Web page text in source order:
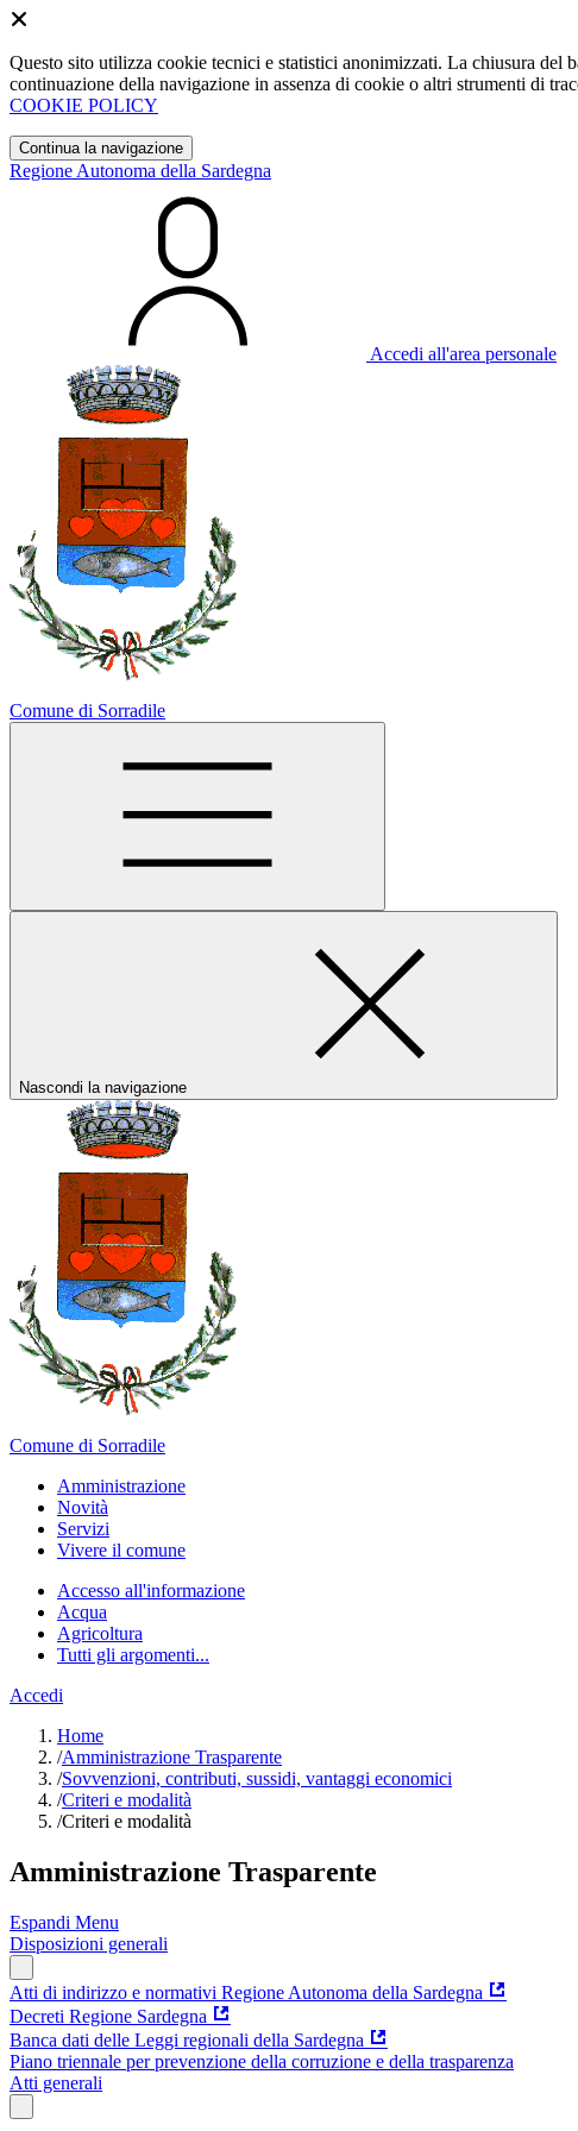
Questo sito utilizza cookie tecnici e statistici anonimizzati. La chiusura
continuazione della navigazione in assenza di cookie o altri strumenti di
COOKIE POLICY
Continua la navigazione
Regione Autonoma della Sardegna
Accedi all'area personale
Comune di Sorradile
Nascondi la navigazione
Comune di Sorradile
Amministrazione
Novità
Servizi
Vivere il comune
Accesso all'informazione
Acqua
Agricoltura
Tutti gli argomenti...
Accedi
Home
/Amministrazione Trasparente
/Sovvenzioni, contributi, sussidi, vantaggi economici
/Criteri e modalità
/Criteri e modalità
Amministrazione Trasparente
Espandi Menu
Disposizioni generali
Atti di indirizzo e normativi Regione Autonoma della Sardegna
Decreti Regione Sardegna
Banca dati delle Leggi regionali della Sardegna
Piano triennale per prevenzione della corruzione e della trasparenza
Atti generali